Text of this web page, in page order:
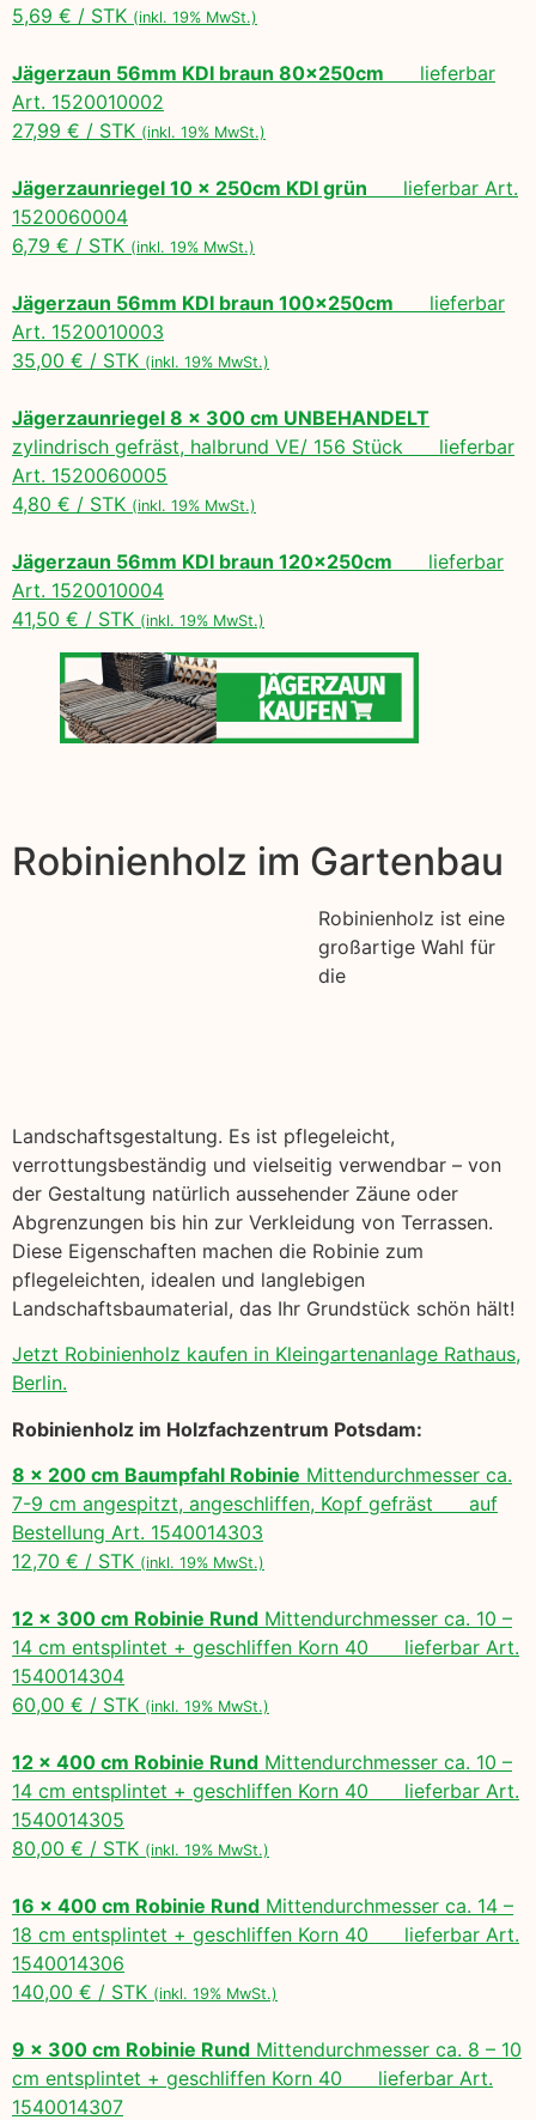
5,69 € / STK (inkl. 19% MwSt.)
Jägerzaun 56mm KDI braun 80x250cm lieferbar
Art. 1520010002
27,99 € / STK (inkl. 19% MwSt.)
Jägerzaunriegel 10 x 250cm KDI grün lieferbar Art.
1520060004
6,79 € / STK (inkl. 19% MwSt.)
Jägerzaun 56mm KDI braun 100x250cm lieferbar
Art. 1520010003
35,00 € / STK (inkl. 19% MwSt.)
Jägerzaunriegel 8 x 300 cm UNBEHANDELT
zylindrisch gefräst, halbrund VE/ 156 Stück lieferbar
Art. 1520060005
4,80 € / STK (inkl. 19% MwSt.)
Jägerzaun 56mm KDI braun 120x250cm lieferbar
Art. 1520010004
41,50 € / STK (inkl. 19% MwSt.)
Robinienholz im Gartenbau
Robinienholz ist eine
großartige Wahl für
die
Landschaftsgestaltung. Es ist pflegeleicht,
verrottungsbeständig und vielseitig verwendbar – von
der Gestaltung natürlich aussehender Zäune oder
Abgrenzungen bis hin zur Verkleidung von Terrassen.
Diese Eigenschaften machen die Robinie zum
pflegeleichten, idealen und langlebigen
Landschaftsbaumaterial, das Ihr Grundstück schön hält!
Jetzt Robinienholz kaufen in Kleingartenanlage Rathaus,
Berlin.
Robinienholz im Holzfachzentrum Potsdam:
8 x 200 cm Baumpfahl Robinie Mittendurchmesser ca.
7-9 cm angespitzt, angeschliffen, Kopf gefräst auf
Bestellung Art. 1540014303
12,70 € / STK (inkl. 19% MwSt.)
12 x 300 cm Robinie Rund Mittendurchmesser ca. 10 –
14 cm entsplintet + geschliffen Korn 40 lieferbar Art.
1540014304
60,00 € / STK (inkl. 19% MwSt.)
12 x 400 cm Robinie Rund Mittendurchmesser ca. 10 –
14 cm entsplintet + geschliffen Korn 40 lieferbar Art.
1540014305
80,00 € / STK (inkl. 19% MwSt.)
16 x 400 cm Robinie Rund Mittendurchmesser ca. 14 –
18 cm entsplintet + geschliffen Korn 40 lieferbar Art.
1540014306
140,00 € / STK (inkl. 19% MwSt.)
9 x 300 cm Robinie Rund Mittendurchmesser ca. 8 – 10
cm entsplintet + geschliffen Korn 40 lieferbar Art.
1540014307